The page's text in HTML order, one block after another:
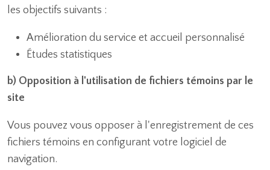
les objectifs suivants :
Amélioration du service et accueil personnalisé
Études statistiques
b) Opposition à l'utilisation de fichiers témoins par le
site
Vous pouvez vous opposer à l'enregistrement de ces
fichiers témoins en configurant votre logiciel de
navigation.